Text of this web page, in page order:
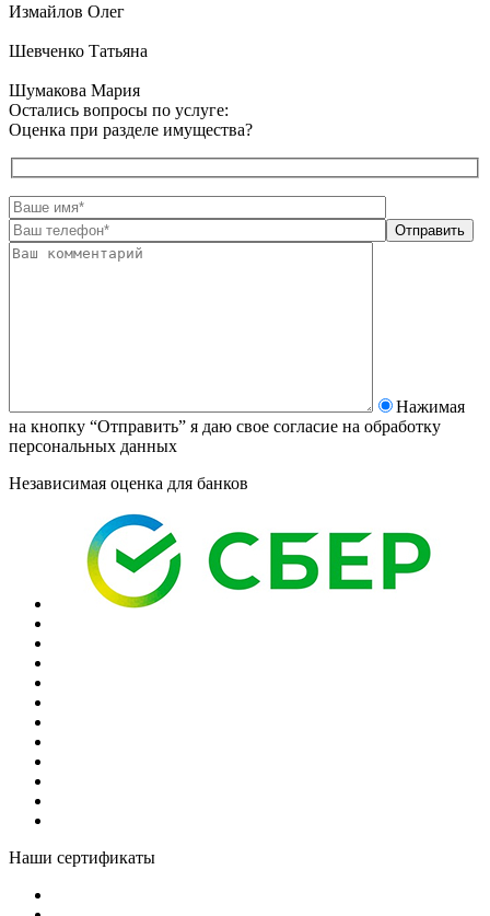
Измайлов Олег
Шевченко Татьяна
Шумакова Мария
Остались вопросы по услуге:
Оценка при разделе имущества?
Нажимая
на кнопку “Отправить” я даю свое согласие на обработку
персональных данных
Независимая оценка для банков
Наши сертификаты